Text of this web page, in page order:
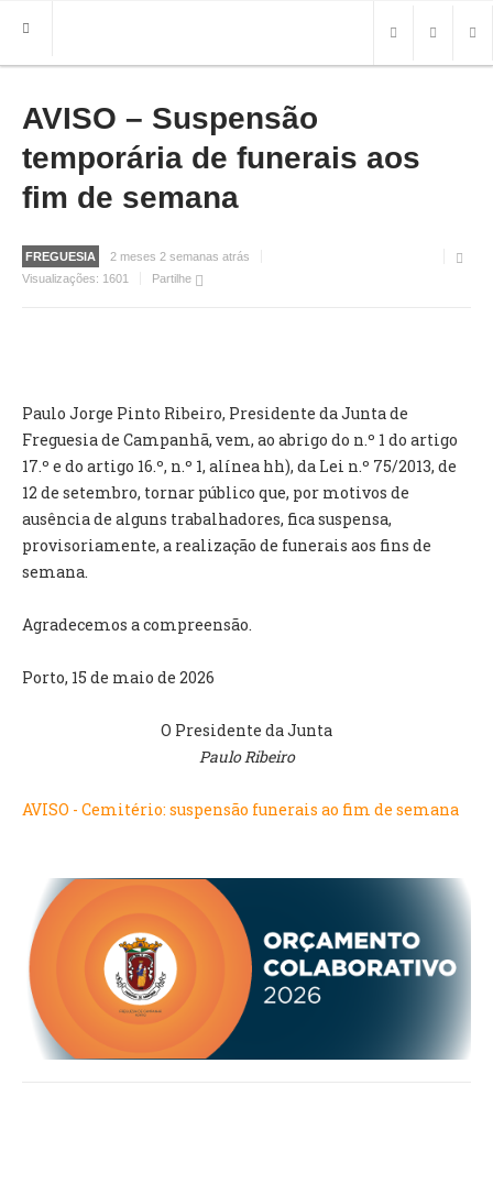
HOME
FREGUESIA
INFO
MAPA
ROTEIRO TURÍSTICO
BRASÃO
EXECUTIVO E PELOUROS
EDITAIS
REGULAMENTOS E TAXAS
PLANO E ORÇAMENTO
RELATÓRIO E CONTAS
INVENTÁRIO
RECRUTAMENTO PESSOAL
CÓDIGO DE CONDUTA
AVISO – Suspensão
temporária de funerais aos
fim de semana
FREGUESIA
2 meses 2 semanas atrás
Visualizações: 1601 Partilhe
Paulo Jorge Pinto Ribeiro, Presidente da Junta de
Freguesia de Campanhã, vem, ao abrigo do n.º 1 do artigo
17.º e do artigo 16.º, n.º 1, alínea hh), da Lei n.º 75/2013, de
12 de setembro, tornar público que, por motivos de
ausência de alguns trabalhadores, fica suspensa,
provisoriamente, a realização de funerais aos fins de
semana.
Agradecemos a compreensão.
Porto, 15 de maio de 2026
O Presidente da Junta
Paulo Ribeiro
AVISO - Cemitério: suspensão funerais ao fim de semana